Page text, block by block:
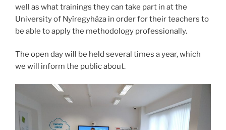
well as what trainings they can take part in at the
University of Nyíregyháza in order for their teachers to
be able to apply the methodology professionally.
The open day will be held several times a year, which
we will inform the public about.